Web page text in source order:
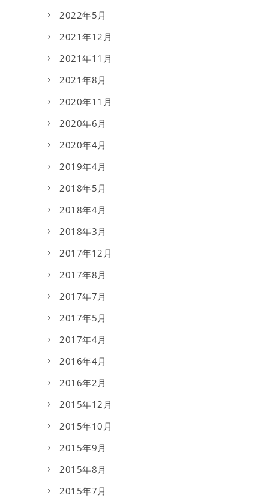
2022年5月
2021年12月
2021年11月
2021年8月
2020年11月
2020年6月
2020年4月
2019年4月
2018年5月
2018年4月
2018年3月
2017年12月
2017年8月
2017年7月
2017年5月
2017年4月
2016年4月
2016年2月
2015年12月
2015年10月
2015年9月
2015年8月
2015年7月